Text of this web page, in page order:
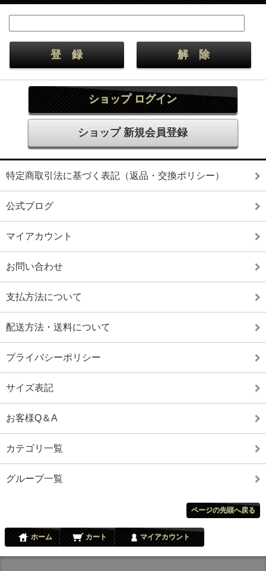
ショップ ログイン
ショップ 新規会員登録
特定商取引法に基づく表記（返品・交換ポリシー）
公式ブログ
マイアカウント
お問い合わせ
支払方法について
配送方法・送料について
プライバシーポリシー
サイズ表記
お客様Q＆A
カテゴリ一覧
グループ一覧
ページの先頭へ戻る
ホーム カート マイアカウント